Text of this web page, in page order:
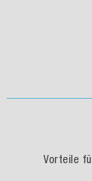
Vorteile